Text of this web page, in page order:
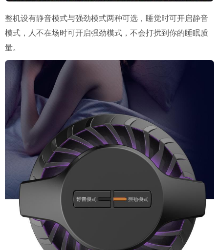
整机设有静音模式与强劲模式两种可选，睡觉时可开启静音
模式，人不在场时可开启强劲模式，不会打扰到你的睡眠质
量。